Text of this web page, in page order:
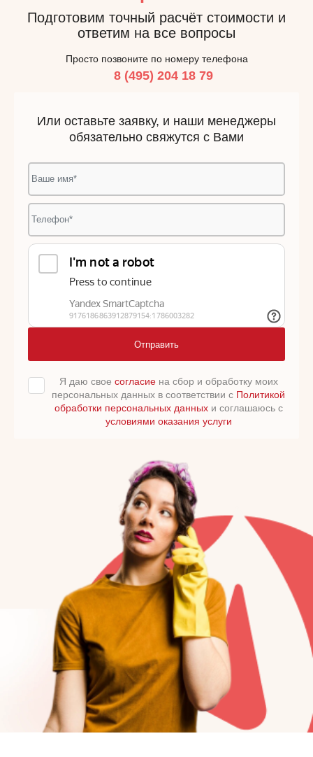
Подготовим точный расчёт стоимости и
ответим на все вопросы
Просто позвоните по номеру телефона
8 (495) 204 18 79
Или оставьте заявку, и наши менеджеры
обязательно свяжутся с Вами
Отправить
Я даю свое согласиена сбор и обработку моих
персональных данных в соответствии с Политикой
обработки персональных данныхи соглашаюсь с
условиями оказания услуги